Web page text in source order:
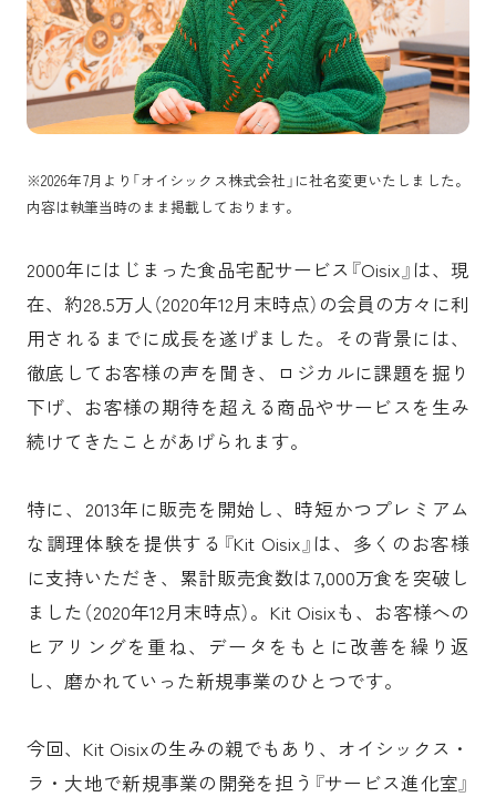
新規事業開発
持続可能な社会へ
社内制度
商品開発
U30 新卒採用
採用サイト
※2026年7月より「オイシックス株式会社」に社名変更いたしました。
内容は執筆当時のまま掲載しております。
2000年にはじまった食品宅配サービス『Oisix』は、現
在、約28.5万人（2020年12月末時点）の会員の方々に利
用されるまでに成長を遂げました。その背景には、
徹底してお客様の声を聞き、ロジカルに課題を掘り
下げ、お客様の期待を超える商品やサービスを生み
続けてきたことがあげられます。
特に、2013年に販売を開始し、時短かつプレミアム
な調理体験を提供する『Kit Oisix』は、多くのお客様
に支持いただき、累計販売食数は7,000万食を突破し
ました（2020年12月末時点）。Kit Oisixも、お客様への
ヒアリングを重ね、データをもとに改善を繰り返
し、磨かれていった新規事業のひとつです。
今回、Kit Oisixの生みの親でもあり、オイシックス・
ラ・大地で新規事業の開発を担う『サービス進化室』